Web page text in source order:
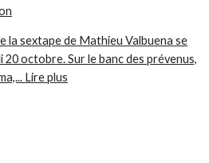
la sextape de Mathieu Valbuena se
octobre. Sur le banc des prévenus,
Lire plus